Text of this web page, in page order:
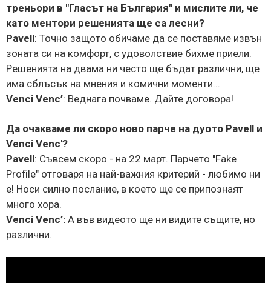
треньори в "Гласът на България" и мислите ли, че
като ментори решенията ще са лесни?
Pavell: Точно защото обичаме да се поставяме извън
зоната си на комфорт, с удоволствие бихме приели.
Решенията на двама ни често ще бъдат различни, ще
има сблъсък на мнения и комични моменти...
Venci Venc’: Веднага почваме. Дайте договора!
Да очакваме ли скоро ново парче на дуото Pavell и
Venci Venc'?
Pavell: Съвсем скоро - на 22 март. Парчето "Fake
Profile" отговаря на най-важния критерий - любимо ни
е! Носи силно послание, в което ще се припознаят
много хора.
Venci Venc’: А във видеото ще ни видите същите, но
различни.